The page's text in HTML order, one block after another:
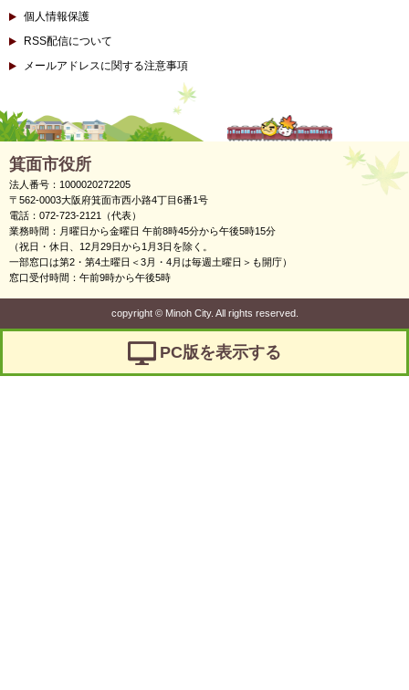
個人情報保護
RSS配信について
メールアドレスに関する注意事項
箕面市役所
法人番号：1000020272205
〒562-0003大阪府箕面市西小路4丁目6番1号
電話：072-723-2121（代表）
業務時間：月曜日から金曜日 午前8時45分から午後5時15分
（祝日・休日、12月29日から1月3日を除く。
一部窓口は第2・第4土曜日＜3月・4月は毎週土曜日＞も開庁）
窓口受付時間：午前9時から午後5時
copyright ©Minoh City. All rights reserved.
PC版を表示する